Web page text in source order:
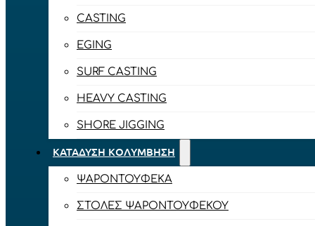
CASTING
EGING
SURF CASTING
HEAVY CASTING
SHORE JIGGING
ΚΑΤΆΔΥΣΗ ΚΟΛΎΜΒΗΣΗ
ΨΑΡΟΝΤΟΎΦΕΚΑ
ΣΤΟΛΈΣ ΨΑΡΟΝΤΟΎΦΕΚΟΥ